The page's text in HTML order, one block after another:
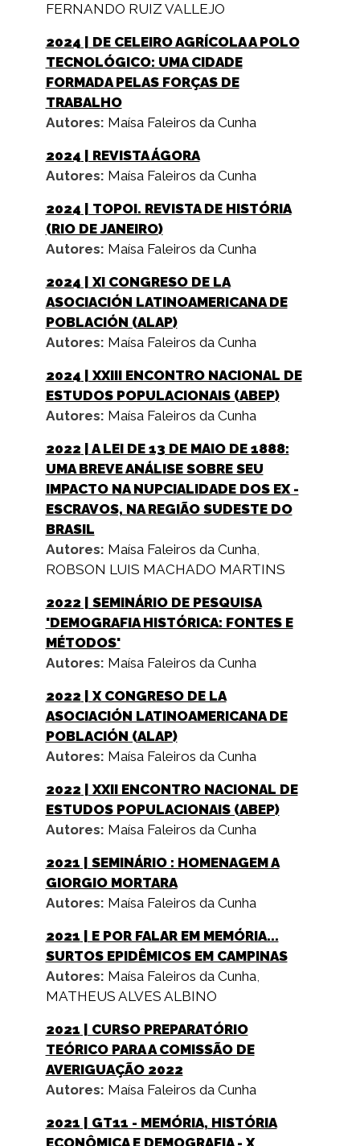
FERNANDO RUIZ VALLEJO
2024 | DE CELEIRO AGRÍCOLA A POLO
TECNOLÓGICO: UMA CIDADE
FORMADA PELAS FORÇAS DE
TRABALHO
Autores: Maísa Faleiros da Cunha
2024 | REVISTA ÁGORA
Autores: Maísa Faleiros da Cunha
2024 | TOPOI. REVISTA DE HISTÓRIA
(RIO DE JANEIRO)
Autores: Maísa Faleiros da Cunha
2024 | XI CONGRESO DE LA
ASOCIACIÓN LATINOAMERICANA DE
POBLACIÓN (ALAP)
Autores: Maísa Faleiros da Cunha
2024 | XXIII ENCONTRO NACIONAL DE
ESTUDOS POPULACIONAIS (ABEP)
Autores: Maísa Faleiros da Cunha
2022 | A LEI DE 13 DE MAIO DE 1888:
UMA BREVE ANÁLISE SOBRE SEU
IMPACTO NA NUPCIALIDADE DOS EX -
ESCRAVOS, NA REGIÃO SUDESTE DO
BRASIL
Autores: Maísa Faleiros da Cunha,
ROBSON LUIS MACHADO MARTINS
2022 | SEMINÁRIO DE PESQUISA
'DEMOGRAFIA HISTÓRICA: FONTES E
MÉTODOS'
Autores: Maísa Faleiros da Cunha
2022 | X CONGRESO DE LA
ASOCIACIÓN LATINOAMERICANA DE
POBLACIÓN (ALAP)
Autores: Maísa Faleiros da Cunha
2022 | XXII ENCONTRO NACIONAL DE
ESTUDOS POPULACIONAIS (ABEP)
Autores: Maísa Faleiros da Cunha
2021 | SEMINÁRIO : HOMENAGEM A
GIORGIO MORTARA
Autores: Maísa Faleiros da Cunha
2021 | E POR FALAR EM MEMÓRIA...
SURTOS EPIDÊMICOS EM CAMPINAS
Autores: Maísa Faleiros da Cunha,
MATHEUS ALVES ALBINO
2021 | CURSO PREPARATÓRIO
TEÓRICO PARA A COMISSÃO DE
AVERIGUAÇÃO 2022
Autores: Maísa Faleiros da Cunha
2021 | GT11 - MEMÓRIA, HISTÓRIA